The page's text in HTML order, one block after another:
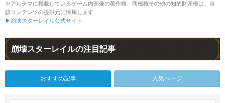
※アルテマに掲載しているゲーム内画像の著作権、商標権その他の知的財産権は、当
該コンテンツの提供元に帰属します
▶崩壊スターレイル公式サイト
崩壊スターレイルの注目記事
おすすめ記事 人気ページ